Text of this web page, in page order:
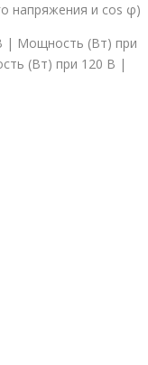
напряжения и cos φ)
| Мощность (Вт) при
(Вт) при 120 В |